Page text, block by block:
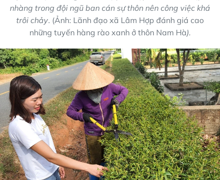
nhàng trong đội ngũ ban cán sự thôn nên công việc khá
trôi chảy. (Ảnh: Lãnh đạo xã Lâm Hợp đánh giá cao
những tuyến hàng rào xanh ở thôn Nam Hà).